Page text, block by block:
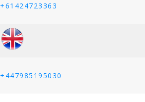
+61424723363
+447985195030